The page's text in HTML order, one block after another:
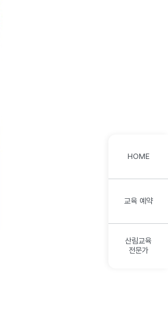
HOME
교육 예약
산림교육
전문가